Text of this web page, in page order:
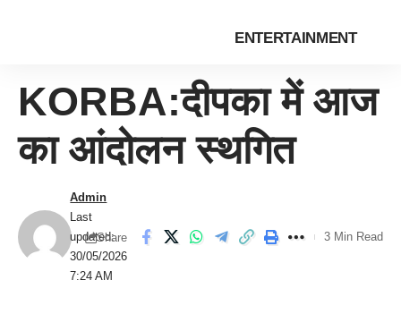
ENTERTAINMENT
KORBA:दीपका में आज
का आंदोलन स्थगित
Last
updated:
30/05/2026
7:24 AM
Admin
Share 3 Min Read